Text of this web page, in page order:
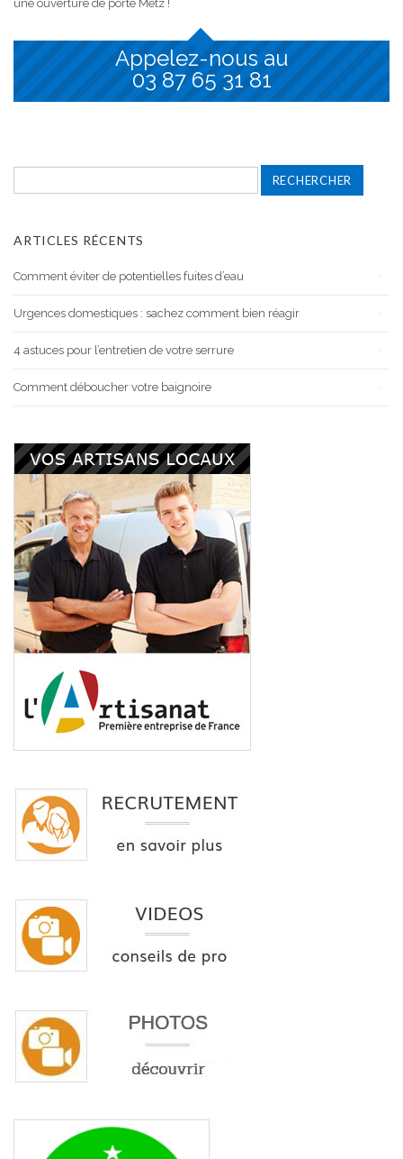
une ouverture de porte Metz !
Appelez-nous au
03 87 65 31 81
ARTICLES RÉCENTS
Comment éviter de potentielles fuites d’eau
Urgences domestiques : sachez comment bien réagir
4 astuces pour l’entretien de votre serrure
Comment déboucher votre baignoire